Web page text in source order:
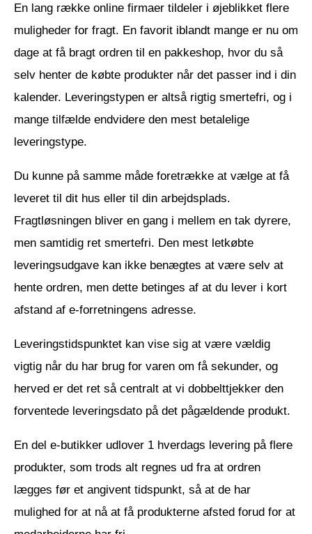
En lang række online firmaer tildeler i øjeblikket flere
muligheder for fragt. En favorit iblandt mange er nu om
dage at få bragt ordren til en pakkeshop, hvor du så
selv henter de købte produkter når det passer ind i din
kalender. Leveringstypen er altså rigtig smertefri, og i
mange tilfælde endvidere den mest betalelige
leveringstype.
Du kunne på samme måde foretrække at vælge at få
leveret til dit hus eller til din arbejdsplads.
Fragtløsningen bliver en gang i mellem en tak dyrere,
men samtidig ret smertefri. Den mest letkøbte
leveringsudgave kan ikke benægtes at være selv at
hente ordren, men dette betinges af at du lever i kort
afstand af e-forretningens adresse.
Leveringstidspunktet kan vise sig at være vældig
vigtig når du har brug for varen om få sekunder, og
herved er det ret så centralt at vi dobbelttjekker den
forventede leveringsdato på det pågældende produkt.
En del e-butikker udlover 1 hverdags levering på flere
produkter, som trods alt regnes ud fra at ordren
lægges før et angivent tidspunkt, så at de har
mulighed for at nå at få produkterne afsted forud for at